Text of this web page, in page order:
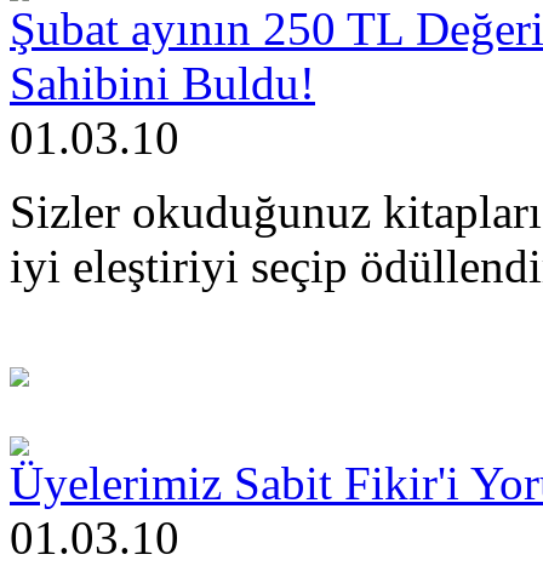
Şubat ayının 250 TL
Sahibini Buldu!
01.03.10
Sizler okuduğunuz
iyi eleştiriyi seçip
Üyelerimiz Sabit Fikir'i
01.03.10